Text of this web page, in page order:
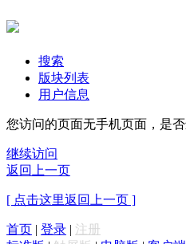
搜索
版块列表
用户信息
您访问的页面无手机页面，是
继续访问
返回上一页
[ 点击这里返回上一页 ]
首页 | 登录 | 注册